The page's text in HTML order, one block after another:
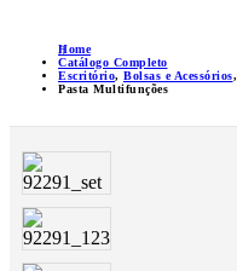
Home
Catálogo Completo
Escritório, Bolsas e Acessórios,
Pasta Multifunções